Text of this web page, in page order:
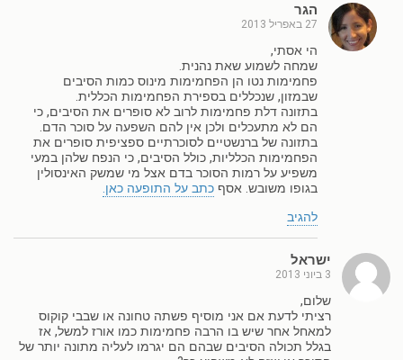
הגר
27 באפריל 2013
הי אסתי,
שמחה לשמוע שאת נהנית.
פחמימות נטו הן הפחמימות מינוס כמות הסיבים
שבמזון, שנכללים בספירת הפחמימות הכללית.
בתזונה דלת פחמימות לרוב לא סופרים את הסיבים, כי
הם לא מתעכלים ולכן אין להם השפעה על סוכר הדם.
בתזונה של ברנשטיים לסוכרתיים ספציפית סופרים את
הפחמימות הכלליות, כולל הסיבים, כי הנפח שלהן במעי
משפיע על רמות הסוכר בדם אצל מי שמשק האינסולין
בגופו משובש. אסף כתב על התופעה כאן.
להגיב
ישראל
3 ביוני 2013
שלום,
רציתי לדעת אם אני מוסיף פשתה טחונה או שבבי קוקוס
למאחל אחר שיש בו הרבה פחמימות כמו אורז למשל, אז
בגלל תכולה הסיבים שבהם הם יגרמו לעליה מתונה יותר של